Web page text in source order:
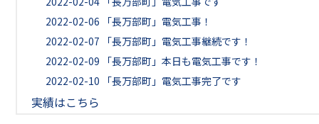
2022-02-06
「長万部町」電気工事！
2022-02-07
「長万部町」電気工事継続です！
2022-02-09
「長万部町」本日も電気工事です！
2022-02-10
「長万部町」電気工事完了です
実績はこちら